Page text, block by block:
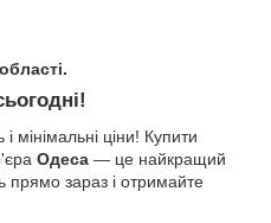
мінімальні ціни! Купити
Одеса — це найкращий
прямо зараз і отримайте